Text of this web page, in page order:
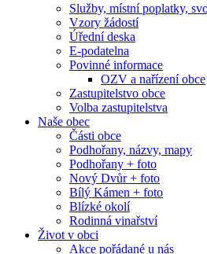
Služby, místní poplatky,
Vzory žádostí
Úřední deska
E-podatelna
Povinné informace
OZV a nařízení obce
Zastupitelstvo obce
Volba zastupitelstva
Naše obec
Části obce
Podhořany, názvy, mapy
Podhořany + foto
Nový Dvůr + foto
Bílý Kámen + foto
Blízké okolí
Rodinná vinařství
Život v obci
Akce pořádané u nás